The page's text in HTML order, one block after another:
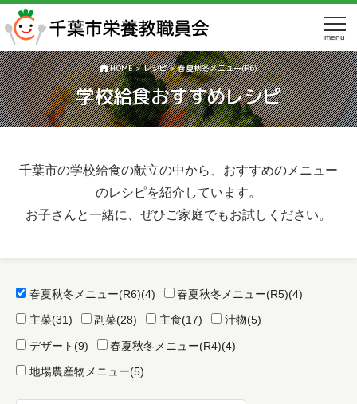
menu
HOME>レシピ>春夏秋冬メニュー(R6)
学校給食おすすめレシピ
千葉市の学校給食の献立の中から、おすすめのメニュー
のレシピを紹介しています。
お子さんと一緒に、ぜひご家庭でもお試しください。
春夏秋冬メニュー(R6)(4) 春夏秋冬メニュー(R5)(4)
主菜(31) 副菜(28) 主食(17) 汁物(5)
デザート (9) 春夏秋冬メニュー(R4)(4)
地場農産物メニュー(5)